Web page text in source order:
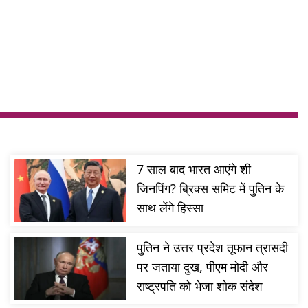
7 साल बाद भारत आएंगे शी
जिनपिंग? ब्रिक्स समिट में पुतिन के
साथ लेंगे हिस्सा
पुतिन ने उत्तर प्रदेश तूफान त्रासदी
पर जताया दुख, पीएम मोदी और
राष्ट्रपति को भेजा शोक संदेश